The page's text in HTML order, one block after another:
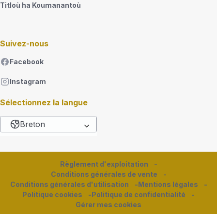
Titloù ha Koumanantoù
Suivez-nous
Facebook
Instagram
Sélectionnez la langue
Breton
List additional actions
Règlement d'exploitation
Conditions générales de vente
Conditions générales d'utilisation
Mentions légales
Politique cookies
Politique de confidentialité
Gérer mes cookies